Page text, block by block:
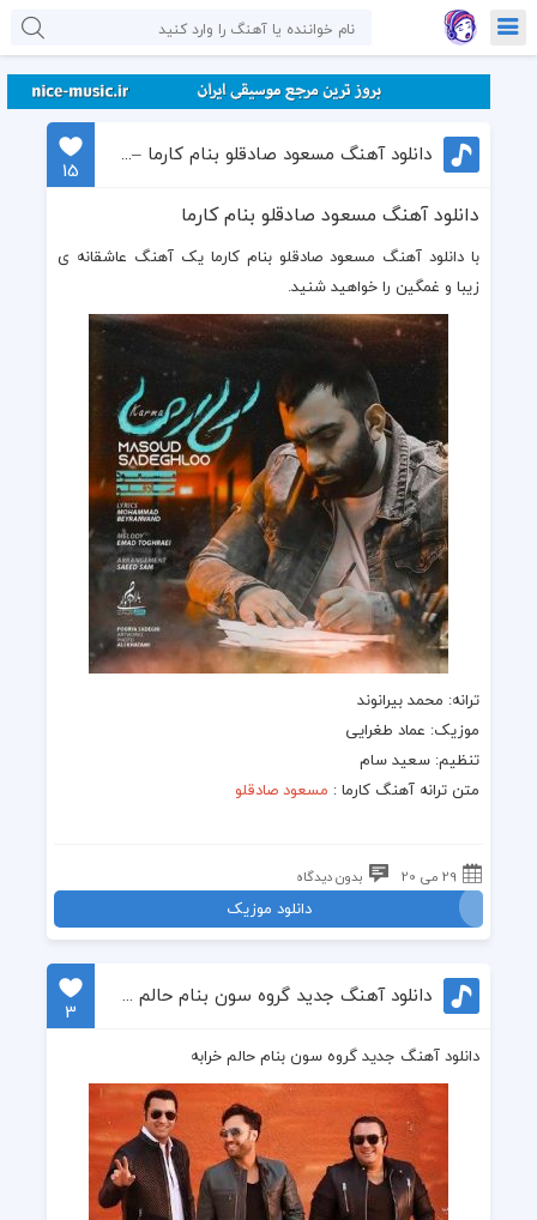
دانلود آهنگ مسعود صادقلو بنام کارما – به کارما اعتقاد داری
15
دانلود آهنگ مسعود صادقلو بنام کارما
با دانلود آهنگ مسعود صادقلو بنام کارما یک آهنگ عاشقانه ی
زیبا و غمگین را خواهید شنید.
ترانه: محمد بیرانوند
موزیک: عماد طغرایی
تنظیم: سعید سام
متن ترانهآهنگ کارما: مسعود صادقلو
29 می 20 بدون دیدگاه
دانلود موزیک
دانلود آهنگ جدید گروه سون بنام حالم خرابه
3
دانلود آهنگ جدید گروه سون بنام حالم خرابه